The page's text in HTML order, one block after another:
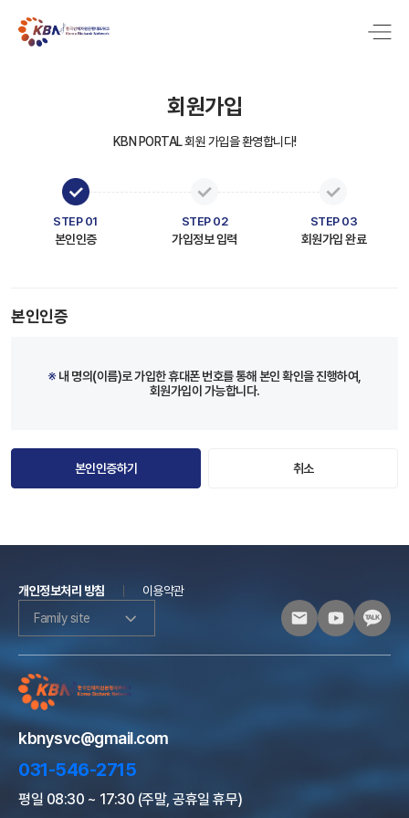
회원가입
KBN PORTAL 회원 가입을 환영합니다!
STEP 01
본인인증
STEP 02
가입정보 입력
STEP 03
회원가입 완료
본인인증
※내 명의(이름)로 가입한 휴대폰 번호를 통해 본인 확인을 진행하여,
회원가입이 가능합니다.
본인인증하기 취소
개인정보처리 방침
이용약관
Family site
kbnysvc@gmail.com
031-546-2715
평일 08:30 ~ 17:30 (주말, 공휴일 휴무)